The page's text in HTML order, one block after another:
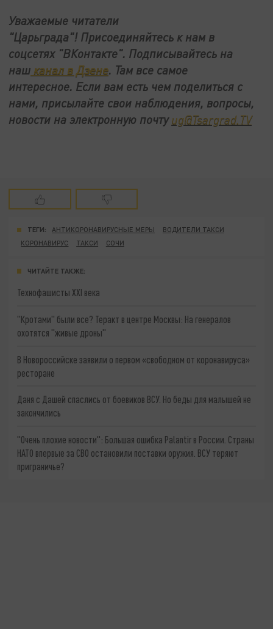
Уважаемые читатели
"Царьграда"! Присоединяйтесь к нам в
соцсетях "ВКонтакте". Подписывайтесь на
наш канал в Дзене. Там все самое
интересное. Если вам есть чем поделиться с
нами, присылайте свои наблюдения, вопросы,
новости на электронную почтуug@Tsargrad.TV
ТЕГИ: АНТИКОРОНАВИРУСНЫЕ МЕРЫ
ВОДИТЕЛИ ТАКСИ
КОРОНАВИРУС
ТАКСИ СОЧИ
ЧИТАЙТЕ ТАКЖЕ:
Технофашисты XXI века
"Кротами" были все? Теракт в центре Москвы: На генералов
охотятся "живые дроны"
В Новороссийске заявили о первом «свободном от коронавируса»
ресторане
Даня с Дашей спаслись от боевиков ВСУ. Но беды для малышей не
закончились
"Очень плохие новости": Большая ошибка Palantir в России. Страны
НАТО впервые за СВО остановили поставки оружия. ВСУ теряют
приграничье?